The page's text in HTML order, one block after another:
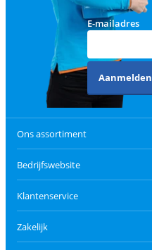
E-mailadres
Aanmelden
Ons assortiment
Bedrijfswebsite
Klantenservice
Zakelijk